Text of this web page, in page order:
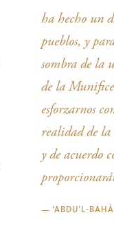
ha hecho un
pueblos, y
sombra de la
de la
esforzarnos
realidad de la
y de acuerdo
— ‘ABDU’L‑BAHÁ